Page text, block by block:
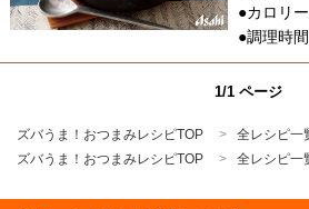
●カロリー
●調理時間
1/1 ページ
ズバうま！おつまみレシピTOP 全レシピ一
ズバうま！おつまみレシピTOP
全レシピ一